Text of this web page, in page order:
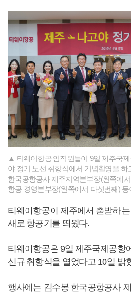
▲ 티웨이항공 임직원들이 9일 제주국
야 정기 노선 취항식에서 기념촬영을 하
한국공항공사 제주지역본부장(왼쪽에
항공 경영본부장(왼쪽에서 다섯번째)
티웨이항공이 제주에서 출발하는
새로 항공기를 띄웠다.
티웨이항공은 9일 제주국제공항
신규 취항식을 열었다고 10일 밝
행사에는 김수봉 한국공항공사